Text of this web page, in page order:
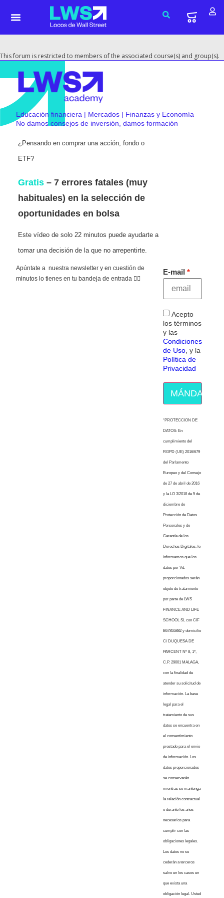
This forum is restricted to members of the associated course(s) and group(s).
Educación financiera | Mercados | Finanzas y Economía
No damos consejos de inversión, damos formación
¿Pensando en comprar una acción, fondo o
ETF?
Gratis – 7 errores fatales (muy
habituales) en la selección de
oportunidades en bolsa
Este vídeo de solo 22 minutos puede ayudarte a
tomar una decisión de la que no arrepentirte.
Apúntate a nuestra newsletter y en cuestión de
minutos lo tienes en tu bandeja de entrada 👇🏻
E-mail
Acepto
los términos
y las
Condiciones
de Uso, y la
Política de
Privacidad
MÁNDAME
“PROTECCION DE
DATOS: En
cumplimiento del
RGPD (UE) 2016/679
del Parlamento
Europeo y del Consejo
de 27 de abril de 2016
y la LO 3/2018 de 5 de
diciembre de
Protección de Datos
Personales y de
Garantía de los
Derechos Digitales, le
informamos que los
datos por Vd.
proporcionados serán
objeto de tratamiento
por parte de LWS
FINANCE AND LIFE
SCHOOL SL con CIF
B67855882 y domicilio
C/ DUQUESA DE
PARCENT Nº 8, 1º,
C.P. 29001 MALAGA,
con la finalidad de
atender su solicitud de
información. La base
legal para el
tratamiento de sus
datos se encuentra en
el consentimiento
prestado para el envío
de información. Los
datos proporcionados
se conservarán
mientras se mantenga
la relación contractual
o durante los años
necesarios para
cumplir con las
obligaciones legales.
Los datos no se
cederán a terceros
salvo en los casos en
que exista una
obligación legal. Usted